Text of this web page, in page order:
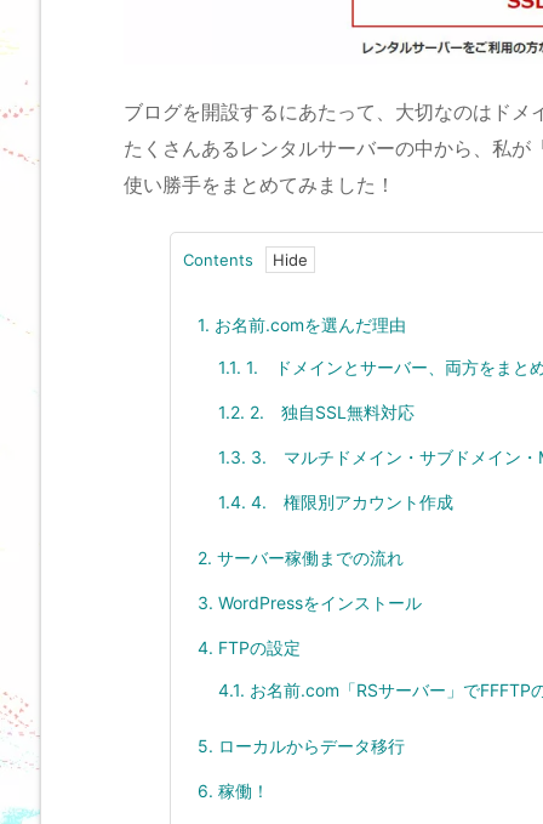
ブログを開設するにあたって、大切なのはドメ
たくさんあるレンタルサーバーの中から、私が
使い勝手をまとめてみました！
Contents
1. お名前.comを選んだ理由
1.1. 1. ドメインとサーバー、両方をまと
1.2. 2. 独自SSL無料対応
1.3. 3. マルチドメイン・サブドメイン・
1.4. 4. 権限別アカウント作成
2. サーバー稼働までの流れ
3. WordPressをインストール
4. FTPの設定
4.1. お名前.com「RSサーバー」でFFFTP
5. ローカルからデータ移行
6. 稼働！